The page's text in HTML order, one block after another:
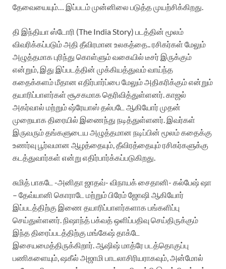
தேவையையும்… இப்படம் முன்னிலை படுத்த முயற்சிக்கிறது.
தி இந்தியா ஸ்டோரி (The India Story) படத்தின் மூலம்
விவரிக்கப்படும் அதி தீவிரமான உலகத்தை.. ரசிகர்கள் மேலும்
அழுத்தமாக புரிந்து கொள்ளும் வகையில் டீசர் இருக்கும்
என்றும், இது இப்படத்தின் முக்கியத்துவம் வாய்ந்த
கதைக்களம் மீதான எதிர்பார்ப்பை மேலும் அதிகரிக்கும் என்றும்
தயாரிப்பாளர்கள் சூசகமாக தெரிவித்துள்ளனர். காஜல்
அகர்வால் மற்றும் ஷ்ரேயாஸ் தல்படே ஆகியோர் முதன்
முறையாக திரையில் இணைந்து நடித்துள்ளனர். இவர்கள்
இருவரும் தங்களுடைய அழுத்தமான நடிப்பின் மூலம் கதைக்கு
உணர்வு பூர்வமான ஆழத்தையும், தீவிரத்தையும் ரசிகர்களுக்கு
கடத்துவார்கள் என்று எதிர்பார்க்கப்படுகிறது.
சுமித் பாகடே -அனிதா ஜாதவ்- விநாயக் சைதானி- கல்பேஷ் ஷா
– தேவ்யானி கொராடே மற்றும் பிரேம் ஜோஷி ஆகியோர்
இப்படத்திற்கு இணை தயாரிப்பாளர்களாக பங்களிப்பு
செய்துள்ளனர். நிஷாந்த் பக்வத் ஒளிப்பதிவு செய்திருக்கும்
இந்த திரைப்படத்திற்கு மங்கேஷ் தாக்டே
இசையமைத்திருக்கிறார். ஆஷிஷ் மாத்ரே படத்தொகுப்பு
பணிகளையும், ஷகீல் அஜாமி பாடலாசிரியராகவும், அன்மோல்